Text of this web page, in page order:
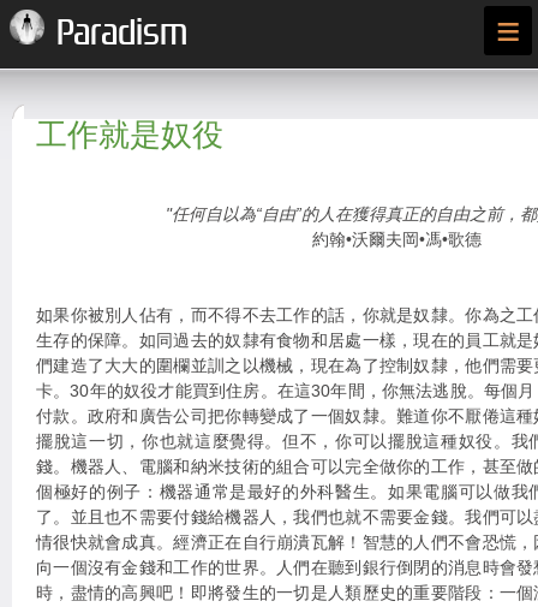
Paradism ≡
工作就是奴役
"任何自以為“自由”的人在獲得真正的自由之前，
約翰•沃爾夫岡•馮•歌德
如果你被別人佔有，而不得不去工作的話，你就是奴隸。你為之
生存的保障。如同過去的奴隸有食物和居處一樣，現在的員工就
們建造了大大的圍欄並訓之以機械，現在為了控制奴隸，他們需
卡。30年的奴役才能買到住房。在這30年間，你無法逃脫。每個
付款。政府和廣告公司把你轉變成了一個奴隸。難道你不厭倦這
擺脫這一切，你也就這麼覺得。但不，你可以擺脫這種奴役。我
錢。機器人、電腦和納米技術的組合可以完全做你的工作，甚至
個極好的例子：機器通常是最好的外科醫生。如果電腦可以做我
了。並且也不需要付錢給機器人，我們也就不需要金錢。我們可
情很快就會成真。經濟正在自行崩潰瓦解！智慧的人們不會恐慌
向一個沒有金錢和工作的世界。人們在聽到銀行倒閉的消息時會
時，盡情的高興吧！即將發生的一切是人類歷史的重要階段：一